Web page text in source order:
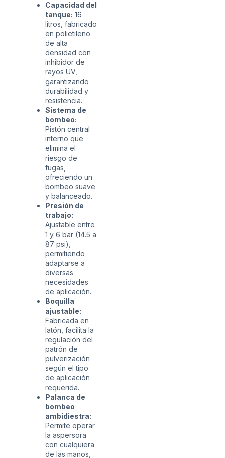
Capacidad del
tanque: 16
litros, fabricado
en polietileno
de alta
densidad con
inhibidor de
rayos UV,
garantizando
durabilidad y
resistencia.
Sistema de
bombeo:
Pistón central
interno que
elimina el
riesgo de
fugas,
ofreciendo un
bombeo suave
y balanceado.
Presión de
trabajo:
Ajustable entre
1 y 6 bar (14.5 a
87 psi),
permitiendo
adaptarse a
diversas
necesidades
de aplicación.
Boquilla
ajustable:
Fabricada en
latón, facilita la
regulación del
patrón de
pulverización
según el tipo
de aplicación
requerida.
Palanca de
bombeo
ambidiestra:
Permite operar
la aspersora
con cualquiera
de las manos,